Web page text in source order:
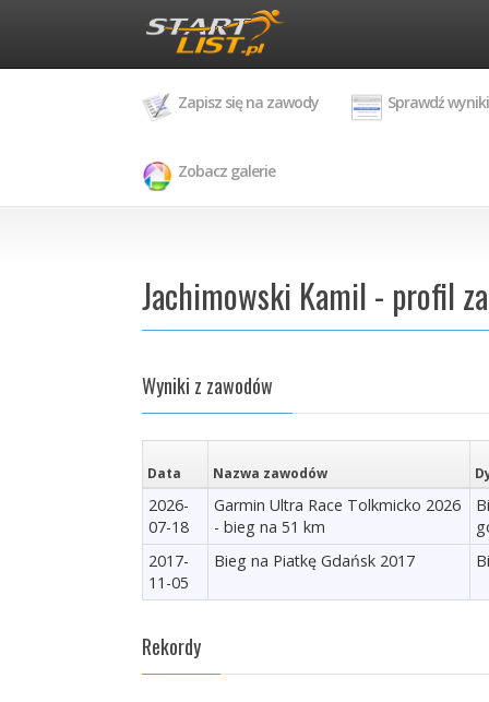
Zapisz się na zawody Sprawdź wyniki
Zobacz galerie
Jachimowski Kamil - profil
Wyniki z zawodów
Data Nazwa zawodów
2026-
07-18
Garmin Ultra Race Tolkmicko 2026
- bieg na 51 km
2017-
11-05
Bieg na Piatkę Gdańsk 2017
Rekordy